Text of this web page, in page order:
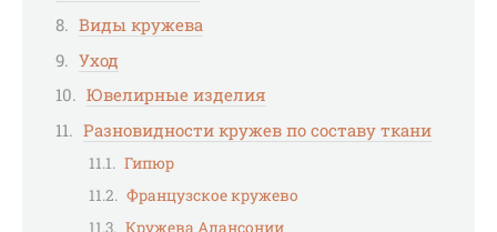
Виды кружева
Уход
Ювелирные изделия
Разновидности кружев по составу ткани
Гипюр
Французское кружево
Кружева Алансонии